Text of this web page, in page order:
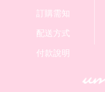
訂購需知
配送方式
付款說明